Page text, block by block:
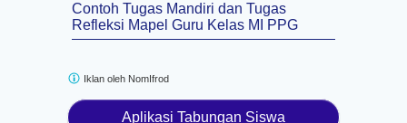
Contoh Tugas Mandiri dan Tugas
Refleksi Mapel Guru Kelas MI PPG
Aplikasi Tabungan Siswa
Iklan oleh NomIfrod